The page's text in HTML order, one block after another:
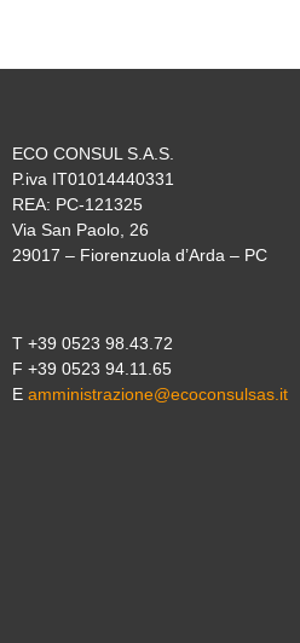
ECO CONSUL S.A.S.
P.iva IT01014440331
REA: PC-121325
Via San Paolo, 26
29017 – Fiorenzuola d’Arda – PC
T +39 0523 98.43.72
F +39 0523 94.11.65
E amministrazione@ecoconsulsas.it